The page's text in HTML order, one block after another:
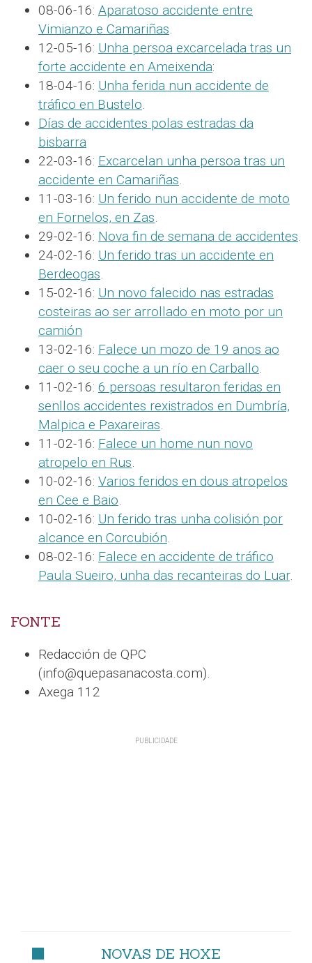
08-06-16: Aparatoso accidente entre
Vimianzo e Camariñas.
12-05-16: Unha persoa excarcelada tras un
forte accidente en Ameixenda:
18-04-16: Unha ferida nun accidente de
tráfico en Bustelo.
Días de accidentes polas estradas da
bisbarra
22-03-16: Excarcelan unha persoa tras un
accidente en Camariñas.
11-03-16: Un ferido nun accidente de moto
en Fornelos, en Zas.
29-02-16: Nova fin de semana de accidentes.
24-02-16: Un ferido tras un accidente en
Berdeogas.
15-02-16: Un novo falecido nas estradas
costeiras ao ser arrollado en moto por un
camión
13-02-16: Falece un mozo de 19 anos ao
caer o seu coche a un río en Carballo.
11-02-16: 6 persoas resultaron feridas en
senllos accidentes rexistrados en Dumbría,
Malpica e Paxareiras.
11-02-16: Falece un home nun novo
atropelo en Rus.
10-02-16: Varios feridos en dous atropelos
en Cee e Baio.
10-02-16: Un ferido tras unha colisión por
alcance en Corcubión.
08-02-16: Falece en accidente de tráfico
Paula Sueiro, unha das recanteiras do Luar.
FONTE
Redacción de QPC
(info@quepasanacosta.com).
Axega 112
NOVAS DE HOXE